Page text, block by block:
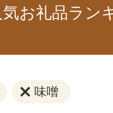
お礼品ラン
味噌